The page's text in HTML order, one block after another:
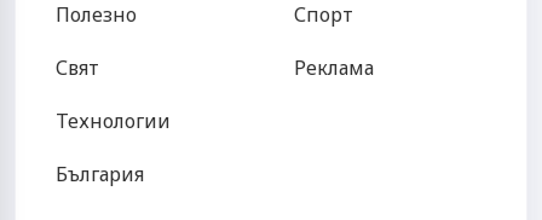
Полезно
Свят
Технологии
България
Спорт
Реклама